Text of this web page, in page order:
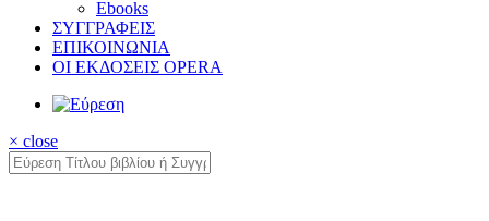
Ebooks
ΣΥΓΓΡΑΦΕΙΣ
ΕΠΙΚΟΙΝΩΝΙΑ
ΟΙ ΕΚΔΟΣΕΙΣ OPERA
× close